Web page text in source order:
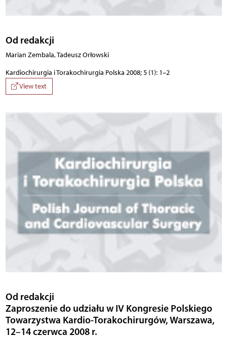
Od redakcji
Marian Zembala, Tadeusz Orłowski
Kardiochirurgia i Torakochirurgia Polska 2008; 5 (1): 1–2
View text
Od redakcji
Zaproszenie do udziału w IV Kongresie Polskiego
Towarzystwa Kardio-Torakochirurgów, Warszawa,
12–14 czerwca 2008 r.